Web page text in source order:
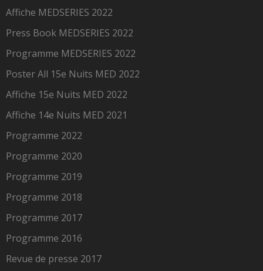
Affiche MEDSERIES 2022
Press Book MEDSERIES 2022
Programme MEDSERIES 2022
Poster All 15e Nuits MED 2022
Affiche 15e Nuits MED 2022
Affiche 14e Nuits MED 2021
Programme 2022
Programme 2020
Programme 2019
Programme 2018
Programme 2017
Programme 2016
Revue de presse 2017